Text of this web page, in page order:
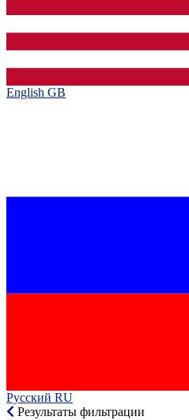
English GB‎
Русский RU‎
Результаты фильтрации